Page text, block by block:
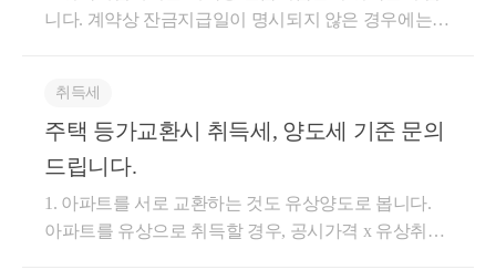
니다. 계약상 잔금지급일이 명시되지 않은 경우에는
득세가 적용됩니다. 참고로 이모와 본인은 동일한 주
소지에 전입신고가 되어 있더라도 동일세대로 보지 않
습니다. 자세한 사항은 관할 지자체(시/군/구청)에 유선
합니다.
취득세
주택 등가교환시 취득세, 양도세 기준 문의
드립니다.
1. 아파트를 서로 교환하는 것도 유상양도로 봅니다.
아파트를 유상으로 취득할 경우, 공시가격 x 유상취득